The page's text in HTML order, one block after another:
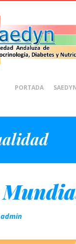
PORTADA
admin